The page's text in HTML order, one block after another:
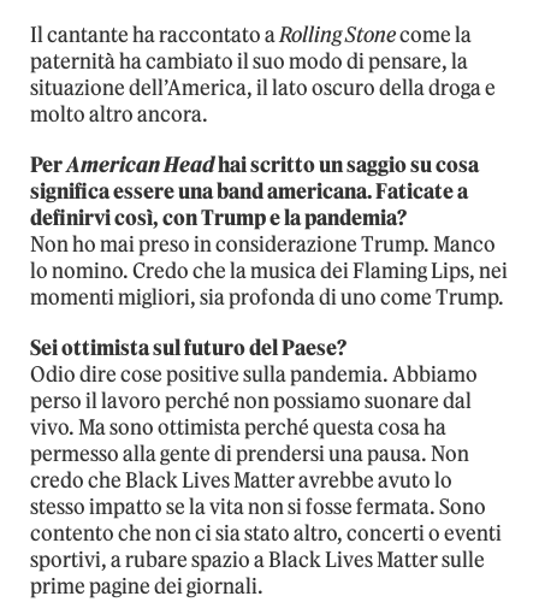
Il cantante ha raccontato aRolling Stonecome la
paternità ha cambiato il suo modo di pensare, la
situazione dell’America, il lato oscuro della droga e
molto altro ancora.
PerAmerican Headhai scritto un saggio su cosa
significa essere una band americana. Faticate a
definirvi così, con Trump e la pandemia?
Non ho mai preso in considerazione Trump. Manco
lo nomino. Credo che la musica dei Flaming Lips, nei
momenti migliori, sia profonda di uno come Trump.
Sei ottimista sul futuro del Paese?
Odio dire cose positive sulla pandemia. Abbiamo
perso il lavoro perché non possiamo suonare dal
vivo. Ma sono ottimista perché questa cosa ha
permesso alla gente di prendersi una pausa. Non
credo che Black Lives Matter avrebbe avuto lo
stesso impatto se la vita non si fosse fermata. Sono
contento che non ci sia stato altro, concerti o eventi
sportivi, a rubare spazio a Black Lives Matter sulle
prime pagine dei giornali.